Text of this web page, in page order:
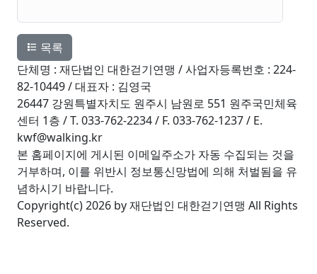
목록
단체명 : 재단법인 대한걷기연맹 / 사업자등록번호 : 224-
82-10449 / 대표자 : 김영국
26447 강원특별자치도 원주시 남원로 551 원주국민체육
센터 1층 / T. 033-762-2234 / F. 033-762-1237 / E.
kwf@walking.kr
본 홈페이지에 게시된 이메일주소가 자동 수집되는 것을
거부하며, 이를 위반시 정보통신망법에 의해 처벌됨을 유
념하시기 바랍니다.
Copyright(c) 2026 by 재단법인 대한걷기연맹 All Rights
Reserved.